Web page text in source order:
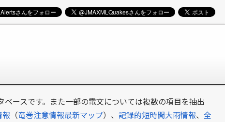
ースです。また一部の電文については複数の項目を抽出
（竜巻注意情報最新マップ）、 記録的短時間大雨情報、 全